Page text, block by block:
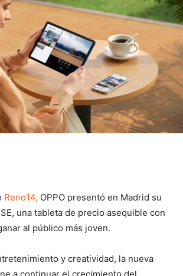
Reno14, OPPO presentó en Madrid su
una tableta de precio asequible con
al público más joven.
y creatividad, la nueva